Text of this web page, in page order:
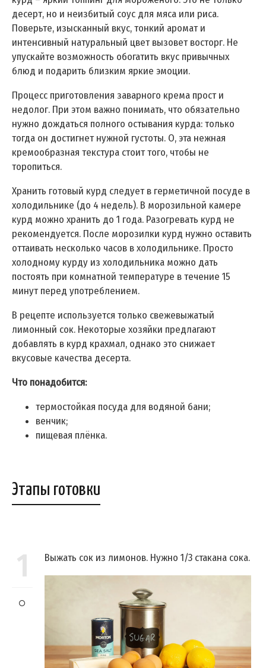
десерт, но и неизбитый соус для мяса или риса.
Поверьте, изысканный вкус, тонкий аромат и
интенсивный натуральный цвет вызовет восторг. Не
упускайте возможность обогатить вкус привычных
блюд и подарить близким яркие эмоции.
Процесс приготовления заварного крема прост и
недолог. При этом важно понимать, что обязательно
нужно дождаться полного остывания курда: только
тогда он достигнет нужной густоты. О, эта нежная
кремообразная текстура стоит того, чтобы не
торопиться.
Хранить готовый курд следует в герметичной посуде в
холодильнике (до 4 недель). В морозильной камере
курд можно хранить до 1 года. Разогревать курд не
рекомендуется. После морозилки курд нужно оставить
оттаивать несколько часов в холодильнике. Просто
холодному курду из холодильника можно дать
постоять при комнатной температуре в течение 15
минут перед употреблением.
В рецепте используется только свежевыжатый
лимонный сок. Некоторые хозяйки предлагают
добавлять в курд крахмал, однако это снижает
вкусовые качества десерта.
Что понадобится:
термостойкая посуда для водяной бани;
венчик;
пищевая плёнка.
Этапы готовки
1 Выжать сок из лимонов. Нужно 1/3 стакана сока.